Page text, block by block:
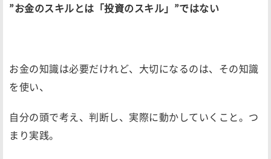
”お金のスキルとは「投資のスキル」”ではない
お金の知識は必要だけれど、大切になるのは、その知識
を使い、
自分の頭で考え、判断し、実際に動かしていくこと。つ
まり実践。